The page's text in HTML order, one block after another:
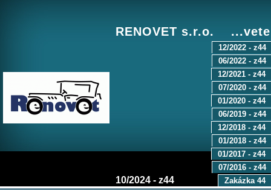
RENOVET s.r.o.
10/2024 - z44
12/2022 - z44
06/2022 - z44
12/2021 - z44
07/2020 - z44
01/2020 - z44
06/2019 - z44
12/2018 - z44
01/2018 - z44
01/2017 - z44
07/2016 - z44
Zakázka 44